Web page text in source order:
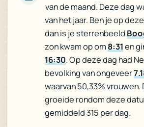
van de maand. Deze dag
van het jaar. Ben je op
dan is je sterrenbeeld
zon kwam op om 8:31en
16:30. Op deze dag had
bevolking van ongeveer
waarvan 50,33% vrouwen.
groeide rondom deze
gemiddeld 315 per dag.